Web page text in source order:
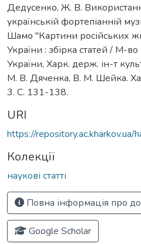
Дедусенко, Ж. В.
українській фортепіанній
Шамо "Картини російських
України : збірка статей / М-
України, Харк. держ. ін-т
М. В. Дяченка, В. М. Шейка.
3. С. 131-138.
URI
https://
Колекції
наукові статті
Повна інформація про
Google Scholar